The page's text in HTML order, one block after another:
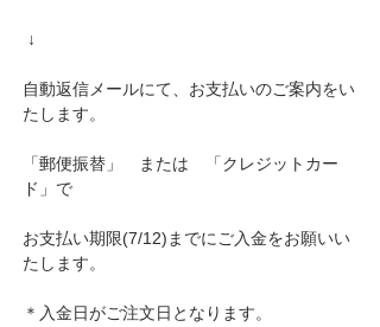
↓
自動返信メールにて、お支払いのご案内をい
たします。
「郵便振替」　または　「クレジットカー
ド」で
お支払い期限(7/12)までにご入金をお願いい
たします。
＊入金日がご注文日となります。